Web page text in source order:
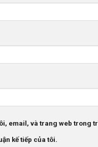
email, và trang web trong
kế tiếp của tôi.